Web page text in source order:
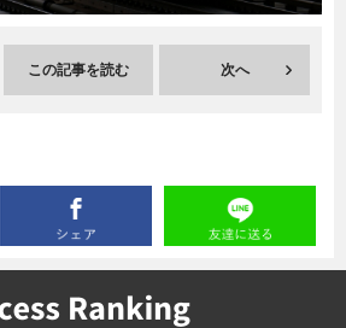
エンタメ
この記事を読む 次へ